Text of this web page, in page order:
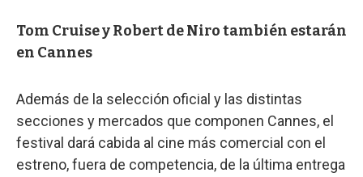
Tom Cruise y Robert de Niro también estarán
en Cannes
Además de la selección oficial y las distintas
secciones y mercados que componen Cannes, el
festival dará cabida al cine más comercial con el
estreno, fuera de competencia, de la última entrega